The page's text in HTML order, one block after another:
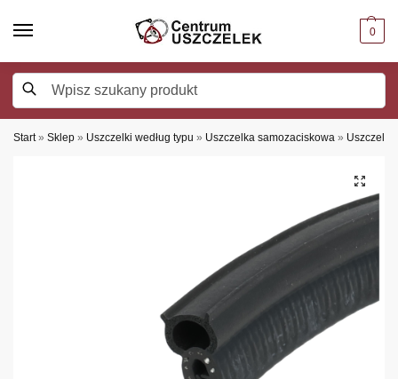
0
Start » Sklep » Uszczelki według typu » Uszczelka samozaciskowa »